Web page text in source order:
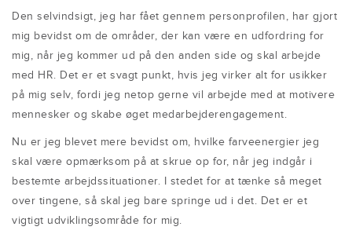
Den selvindsigt, jeg har fået gennem personprofilen, har gjort
mig bevidst om de områder, der kan være en udfordring for
mig, når jeg kommer ud på den anden side og skal arbejde
med HR. Det er et svagt punkt, hvis jeg virker alt for usikker
på mig selv, fordi jeg netop gerne vil arbejde med at motivere
mennesker og skabe øget medarbejderengagement.
Nu er jeg blevet mere bevidst om, hvilke farveenergier jeg
skal være opmærksom på at skrue op for, når jeg indgår i
bestemte arbejdssituationer. I stedet for at tænke så meget
over tingene, så skal jeg bare springe ud i det. Det er et
vigtigt udviklingsområde for mig.